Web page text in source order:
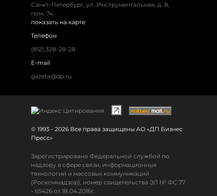
Санкт-Петербург, ул. Инструментальная, д. 8,
пом. 74.
показать на карте
Телефон
(812) 328-28-28
E-mail
gazeta@dp.ru
© 1993 - 2026 Все права защищены АО «ДП Бизнес
Пресс»
Зарегистрировано Федеральной службой по
надзору в сфере связи, информационных
технологий и массовых коммуникаций
(Роскомнадзор), номер свидетельства ЭЛ № ФС 77
- 65426 от 18.04.2016г.